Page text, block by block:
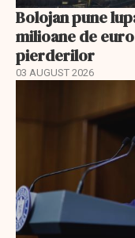
Bolojan pune
milioane de
pierderilor
03 AUGUST 2026